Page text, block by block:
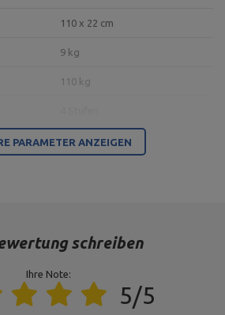
110 x 22 cm
9 kg
110 kg
40 x 40 mm
verantwortliche Stelle in der EU
MARBO Ulikowski
Address:
Postal Code:
Starachowice
PARAMETER ANZEIGEN
schreiben
Ihre Note:
5/5